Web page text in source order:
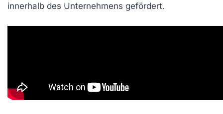
innerhalb des Unternehmens gefördert.